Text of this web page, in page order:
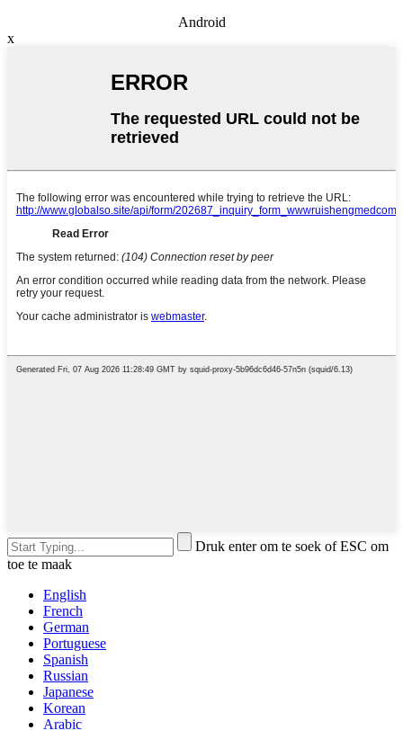
Android
x
Druk enter om te soek of ESC om
toe te maak
English
French
German
Portuguese
Spanish
Russian
Japanese
Korean
Arabic